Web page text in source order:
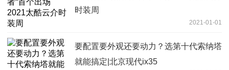
时装周
2021-01-01
要配置要外观还要动力？选第十代索纳塔
就能搞定|北京现代ix35